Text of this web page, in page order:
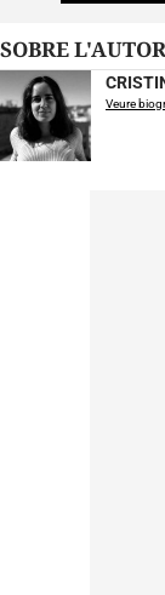
SOBRE L'AUTOR
Veure